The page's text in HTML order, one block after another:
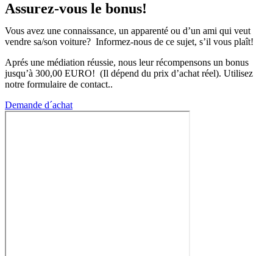
Assurez-vous le bonus!
Vous avez une connaissance, un apparenté ou d’un ami qui veut
vendre sa/son voiture? Informez-nous de ce sujet, s’il vous plaît!
Aprés une médiation réussie, nous leur récompensons un bonus
jusqu’à 300,00 EURO! (Il dépend du prix d’achat réel). Utilisez
notre formulaire de contact..
Demande d´achat